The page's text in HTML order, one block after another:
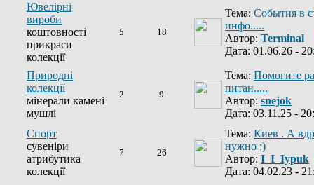
Ювелірні
вироби
коштовності
прикраси
колекції
5 18
Тема:События в
инфо.....
Автор:Terminal
Дата: 01.06.26 -
Природні
колекції
мінерали камені
мушлі
2 9
Тема:Помогите
питан.....
Автор:snejok
Дата: 03.11.25 -
Спорт
сувеніри
атрибутика
колекції
7 26
Тема:Киев . А
нужно :)
Автор:I_I_Iypuk
Дата: 04.02.23 -